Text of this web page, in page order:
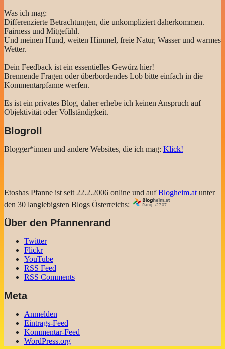
Was ich mag:
Differenzierte Betrachtungen, die unkompliziert daherkommen.
Fairness und Mitgefühl.
Und meinen Hund, weiten Himmel, freie Natur, Wasser und warmes
Wetter.
Dein Feedback ist ein essentielles Gewürz hier!
Brennende Fragen oder überbordendes Lob bitte einfach in die
Kommentarpfanne werfen.
Es ist ein privates Blog, daher erhebe ich keinen Anspruch auf
Objektivität oder Vollständigkeit.
Blogroll
Blogger*innen und andere Websites, die ich mag: Klick!
Etoshas Pfanne ist seit 22.2.2006 online und aufBlogheim.at unter
den 30 langlebigsten Blogs Österreichs:
Über den Pfannenrand
Twitter
Flickr
YouTube
RSS Feed
RSS Comments
Meta
Anmelden
Eintrags-Feed
Kommentar-Feed
WordPress.org